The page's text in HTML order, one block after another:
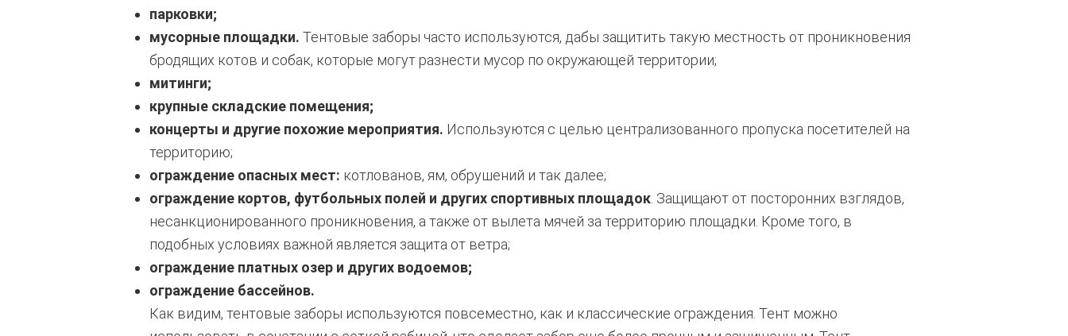
парковки;
мусорные площадки. Тентовые заборы часто используются, дабы защитить такую местность от проникновения
бродящих котов и собак, которые могут разнести мусор по окружающей территории;
митинги;
крупные складские помещения;
концерты и другие похожие мероприятия. Используются с целью централизованного пропуска посетителей на
территорию;
ограждение опасных мест: котлованов, ям, обрушений и так далее;
ограждение кортов, футбольных полей и других спортивных площадок. Защищают от посторонних взглядов,
несанкционированного проникновения, а также от вылета мячей за территорию площадки. Кроме того, в
подобных условиях важной является защита от ветра;
ограждение платных озер и других водоемов;
ограждение бассейнов.
Как видим, тентовые заборы используются повсеместно, как и классические ограждения. Тент можно